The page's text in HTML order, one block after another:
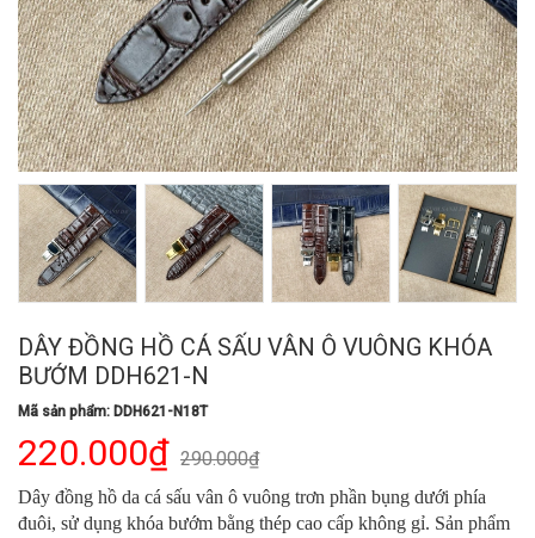
DÂY ĐỒNG HỒ CÁ SẤU VÂN Ô VUÔNG KHÓA
BƯỚM DDH621-N
Mã sản phẩm: DDH621-N18T
220.000₫ 290.000₫
Dây đồng hồ da cá sấu vân ô vuông trơn phần bụng dưới phía
đuôi, sử dụng khóa bướm bằng thép cao cấp không gỉ. Sản phẩm